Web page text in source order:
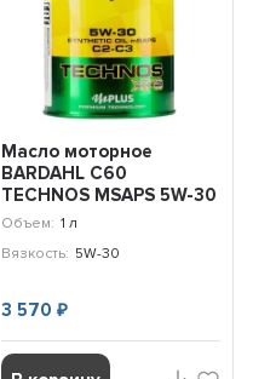
Масло моторное
BARDAHL С60
TECHNOS MSAPS 5W-30
(1л) 342039
Объем: 1 л
Вязкость: 5W-30
3 570 ₽